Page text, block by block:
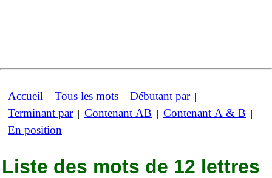
Accueil | Tous les mots | Débutant par|
Terminant par| Contenant AB | Contenant A & B |
En position
Liste des mots de 12 lettres